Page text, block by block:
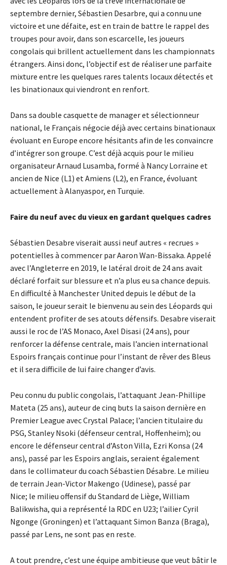
septembre dernier, Sébastien Desarbre, qui a connu une
victoire et une défaite, est en train de battre le rappel des
troupes pour avoir, dans son escarcelle, les joueurs
congolais qui brillent actuellement dans les championnats
étrangers. Ainsi donc, l’objectif est de réaliser une parfaite
mixture entre les quelques rares talents locaux détectés et
les binationaux qui viendront en renfort.
Dans sa double casquette de manager et sélectionneur
national, le Français négocie déjà avec certains binationaux
évoluant en Europe encore hésitants afin de les convaincre
d’intégrer son groupe. C’est déjà acquis pour le milieu
organisateur Arnaud Lusamba, formé à Nancy Lorraine et
ancien de Nice (L1) et Amiens (L2), en France, évoluant
actuellement à Alanyaspor, en Turquie.
Faire du neuf avec du vieux en gardant quelques cadres
Sébastien Desabre viserait aussi neuf autres « recrues »
potentielles à commencer par Aaron Wan-Bissaka. Appelé
avec l’Angleterre en 2019, le latéral droit de 24 ans avait
déclaré forfait sur blessure et n’a plus eu sa chance depuis.
En difficulté à Manchester United depuis le début de la
saison, le joueur serait le bienvenu au sein des Léopards qui
entendent profiter de ses atouts défensifs. Desabre viserait
aussi le roc de l’AS Monaco, Axel Disasi (24 ans), pour
renforcer la défense centrale, mais l’ancien international
Espoirs français continue pour l’instant de rêver des Bleus
et il sera difficile de lui faire changer d’avis.
Peu connu du public congolais, l’attaquant Jean-Phillipe
Mateta (25 ans), auteur de cinq buts la saison dernière en
Premier League avec Crystal Palace; l’ancien titulaire du
PSG, Stanley Nsoki (défenseur central, Hoffenheim); ou
encore le défenseur central d’Aston Villa, Ezri Konsa (24
ans), passé par les Espoirs anglais, seraient également
dans le collimateur du coach Sébastien Désabre. Le milieu
de terrain Jean-Victor Makengo (Udinese), passé par
Nice; le milieu offensif du Standard de Liège, William
Balikwisha, qui a représenté la RDC en U23; l’ailier Cyril
Ngonge (Groningen) et l’attaquant Simon Banza (Braga),
passé par Lens, ne sont pas en reste.
A tout prendre, c’est une équipe ambitieuse que veut bâtir le